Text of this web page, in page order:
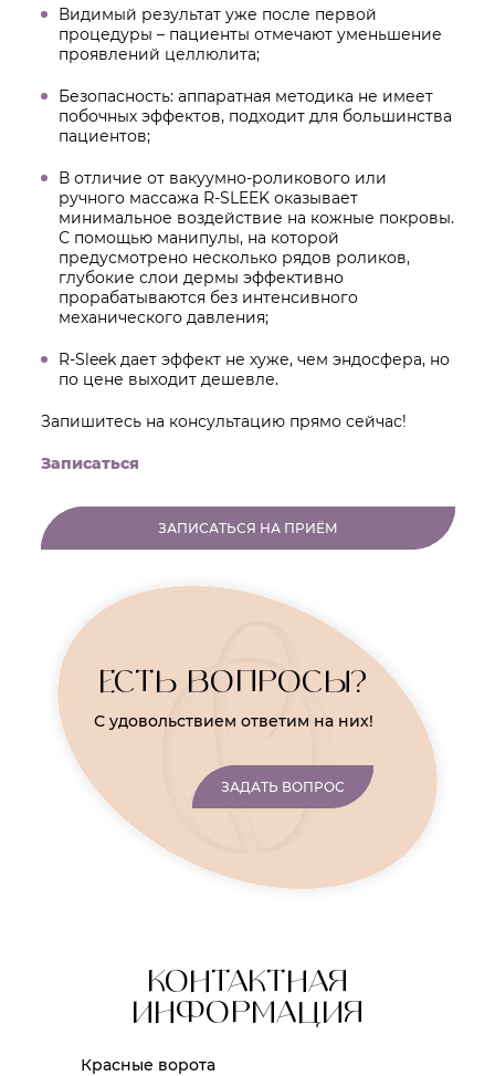
Видимый результат уже после первой
процедуры – пациенты отмечают уменьшение
проявлений целлюлита;
Безопасность: аппаратная методика не имеет
побочных эффектов, подходит для большинства
пациентов;
В отличие от вакуумно-роликового или
ручного массажа R-SLEEK оказывает
минимальное воздействие на кожные покровы.
С помощью манипулы, на которой
предусмотрено несколько рядов роликов,
глубокие слои дермы эффективно
прорабатываются без интенсивного
механического давления;
R-Sleek дает эффект не хуже, чем эндосфера, но
по цене выходит дешевле.
Запишитесь на консультацию прямо сейчас!
Записаться
ЗАПИСАТЬСЯ НА ПРИЁМ
ЕСТЬ ВОПРОСЫ?
С удовольствием ответим на них!
ЗАДАТЬ ВОПРОС
КОНТАКТНАЯ
ИНФОРМАЦИЯ
Красные ворота